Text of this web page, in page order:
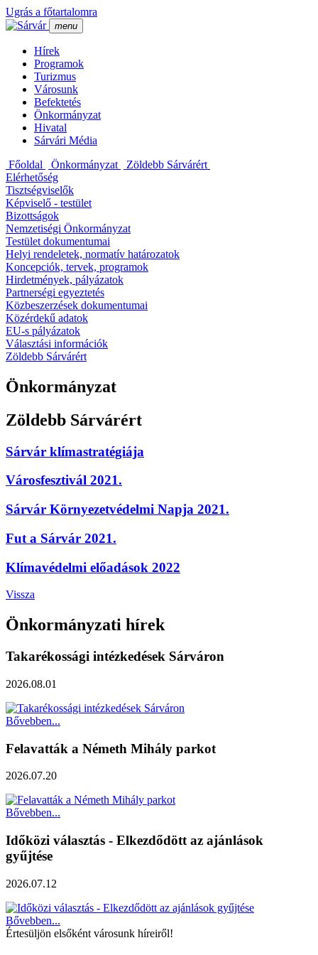
Ugrás a főtartalomra
menu
Hí­rek
Programok
Turizmus
Városunk
Befektetés
Önkormányzat
Hivatal
Sárvári Média
Főoldal
Önkormányzat
Zöldebb Sárvárért
Elérhetőség
Tisztségviselők
Képviselő - testület
Bizottságok
Nemzetiségi Önkormányzat
Testület dokumentumai
Helyi rendeletek, normatí­v határozatok
Koncepciók, tervek, programok
Hirdetmények, pályázatok
Partnerségi egyeztetés
Közbeszerzések dokumentumai
Közérdekű adatok
EU-s pályázatok
Választási információk
Zöldebb Sárvárért
Önkormányzat
Zöldebb Sárvárért
Sárvár klímastratégiája
Városfesztivál 2021.
Sárvár Környezetvédelmi Napja 2021.
Fut a Sárvár 2021.
Klímavédelmi előadások 2022
Vissza
Önkormányzati hírek
Takarékossági intézkedések Sárváron
2026.08.01
Bővebben...
Felavatták a Németh Mihály parkot
2026.07.20
Bővebben...
Időközi választás - Elkezdődött az ajánlások
gyűjtése
2026.07.12
Bővebben...
Értesüljön elsőként városunk híreiről!